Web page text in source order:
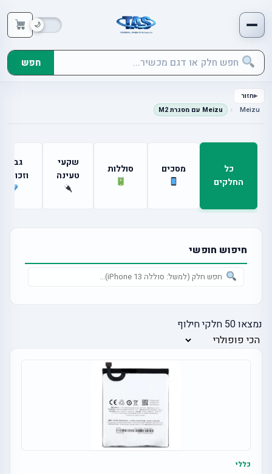
חפש
חזור
Meizu
Meizu עם מסגרת M2
כל
החלקים
מסכים סוללות
שקעי
טעינה
גבים
חיפוש חופשי
נמצאו50 חלקי חילוף
כללי